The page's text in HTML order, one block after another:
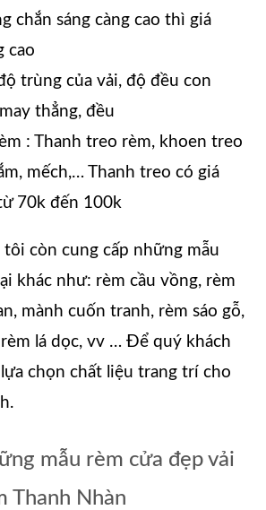
chắn sáng càng cao thì giá
cao
trùng của vải, độ đều con
thẳng, đều
: Thanh treo rèm, khoen treo
mếch,… Thanh treo có giá
70k đến 100k
tôi còn cung cấp những mẫu
khác như: rèm cầu vồng, rèm
mành cuốn tranh, rèm sáo gỗ,
lá dọc, vv … Để quý khách
chọn chất liệu trang trí cho
mẫu rèm cửa đẹp vải
Thanh Nhàn